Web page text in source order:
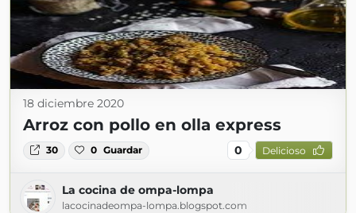
18 diciembre 2020
Arroz con pollo en olla express
30 0 Guardar 0 Delicioso
La cocina de ompa-lompa
lacocinadeompa-lompa.blogspot.com